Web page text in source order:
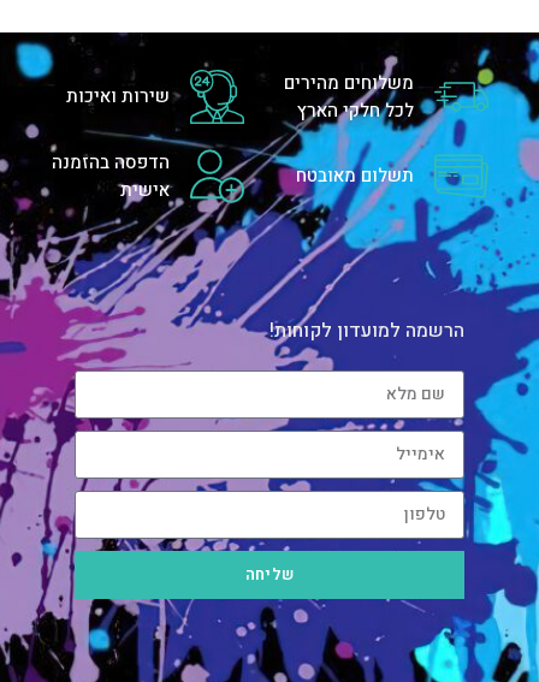
משלוחים מהירים
לכל חלקי הארץ
שירות ואיכות
תשלום מאובטח
הדפסה בהזמנה
אישית
הרשמה למועדון לקוחות!
שליחה